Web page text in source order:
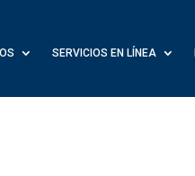
SERVICIOS EN LÍNEA